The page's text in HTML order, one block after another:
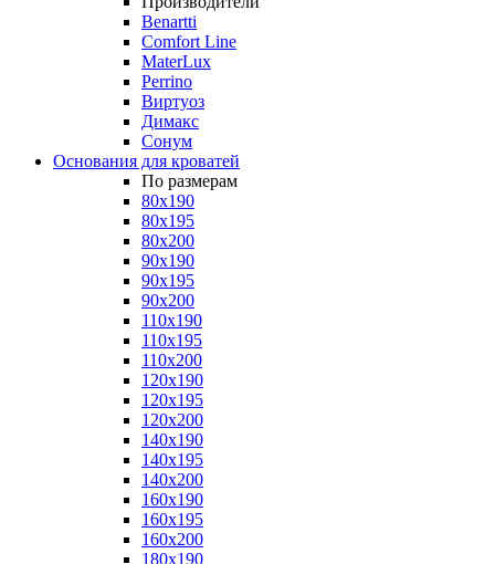
Benartti
Comfort Line
MaterLux
Perrino
Виртуоз
Димакс
Сонум
Основания для кроватей
По размерам
80x190
80x195
80x200
90x190
90x195
90x200
110x190
110x195
110x200
120x190
120x195
120x200
140x190
140x195
140x200
160x190
160x195
160x200
180x190